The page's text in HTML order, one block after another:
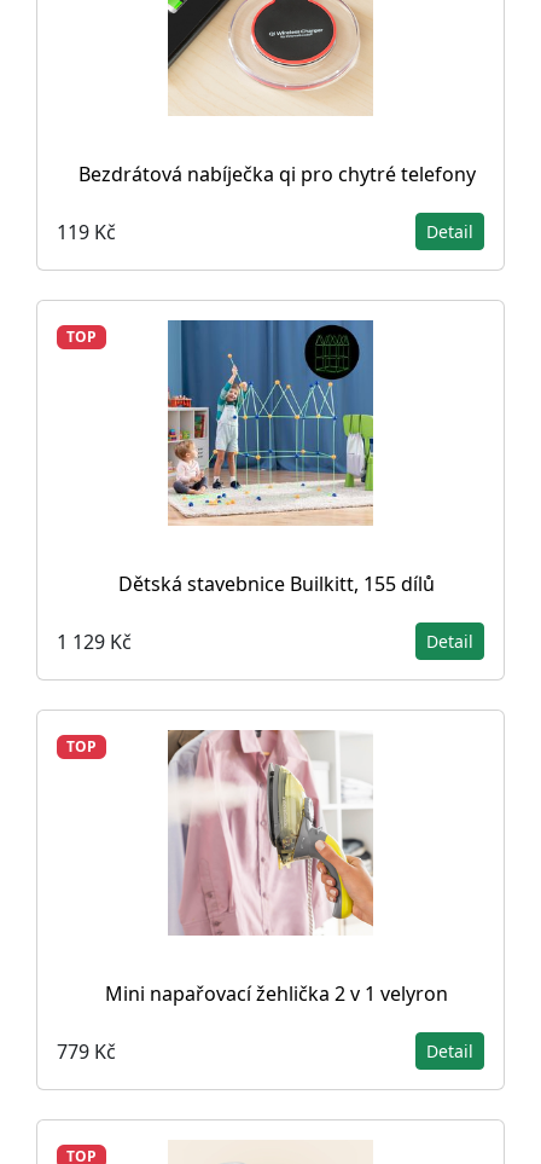
Bezdrátová nabíječka qi pro chytré telefony
119 Kč Detail
TOP
Dětská stavebnice Builkitt, 155 dílů
1 129 Kč Detail
TOP
Mini napařovací žehlička 2 v 1 velyron
779 Kč Detail
TOP